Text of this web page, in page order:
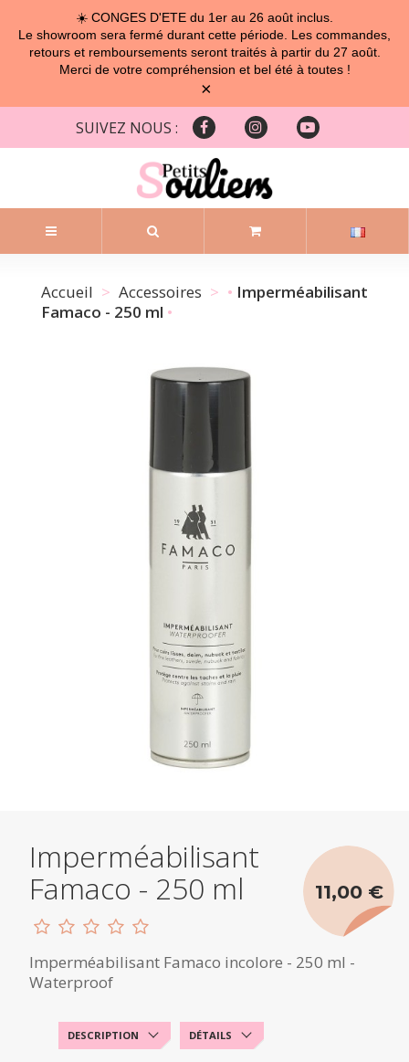
☀️ CONGES D'ETE du 1er au 26 août inclus.
Le showroom sera fermé durant cette période. Les commandes,
retours et remboursements seront traités à partir du 27 août.
Merci de votre compréhension et bel été à toutes !
×
SUIVEZ NOUS :
Accueil Accessoires
Imperméabilisant
Famaco - 250 ml
Imperméabilisant
Famaco - 250 ml
Imperméabilisant Famaco incolore - 250 ml -
Waterproof
11,00 €
DESCRIPTION DÉTAILS